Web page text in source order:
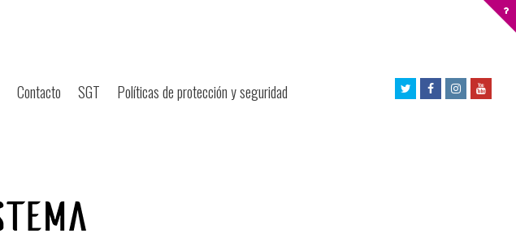
Contacto SGT Políticas de protección y seguridad
TwitterFacebookInstagram